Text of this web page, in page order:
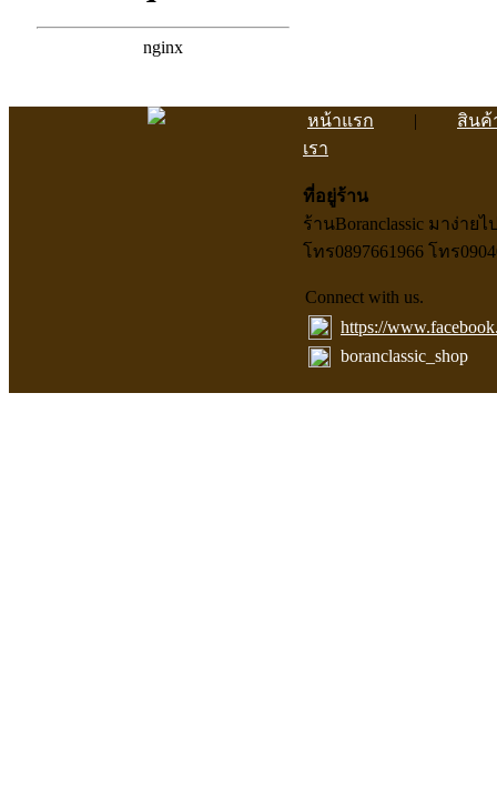
หน้าแรก | สินค้
เรา
ที่อยู่ร้าน
ร้านBoranclassic มาง่า
โทร0897661966 โทร
Connect with us.
https://
boranclassic_shop